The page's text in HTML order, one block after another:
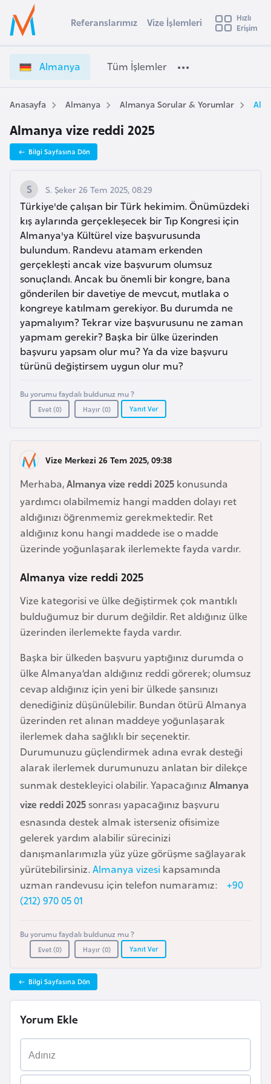
Ülke Seçimi
Başvuru yapmak istediğiniz ülkeyi seçin
Üye
Girişi
l
a
n
V
i
z
e
İ
ş
l
e
m
l
e
r
i
e
Referanslarımız Vize İşlemleri
Hızlı
Erişim
Almanya Tüm İşlemler
Anasayfa Almanya Almanya Sorular & Yorumlar
Almanya vize reddi 2025
Bilgi Sayfasına Dön
S. Şeker 26 Tem 2025, 08:29
Türkiye'de çalışan bir Türk hekimim. Önümüzdeki
kış aylarında gerçekleşecek bir Tıp Kongresi için
Almanya'ya Kültürel vize başvurusunda
bulundum. Randevu atamam erkenden
gerçekleşti ancak vize başvurum olumsuz
sonuçlandı. Ancak bu önemli bir kongre, bana
gönderilen bir davetiye de mevcut, mutlaka o
kongreye katılmam gerekiyor. Bu durumda ne
yapmalıyım? Tekrar vize başvurusunu ne zaman
yapmam gerekir? Başka bir ülke üzerinden
başvuru yapsam olur mu? Ya da vize başvuru
türünü değiştirsem uygun olur mu?
Bu yorumu faydalı buldunuz mu ?
Evet (0) Hayır (0) Yanıt Ver
Vize Merkezi 26 Tem 2025, 09:38
Merhaba,Almanya vize reddi 2025 konusunda
yardımcı olabilmemiz hangi madden dolayı ret
aldığınızı öğrenmemiz gerekmektedir. Ret
aldığınız konu hangi maddede ise o madde
üzerinde yoğunlaşarak ilerlemekte fayda vardır.
Almanya vize reddi 2025
Vize kategorisi ve ülke değiştirmek çok mantıklı
bulduğumuz bir durum değildir. Ret aldığınız ülke
üzerinden ilerlemekte fayda vardır.
Başka bir ülkeden başvuru yaptığınız durumda o
ülke Almanya’dan aldığınız reddi görerek; olumsuz
cevap aldığınız için yeni bir ülkede şansınızı
denediğiniz düşünülebilir. Bundan ötürü Almanya
üzerinden ret alınan maddeye yoğunlaşarak
ilerlemek daha sağlıklı bir seçenektir.
Durumunuzu güçlendirmek adına evrak desteği
alarak ilerlemek durumunuzu anlatan bir dilekçe
sunmak destekleyici olabilir. Yapacağınız Almanya
vize reddi 2025sonrası yapacağınız başvuru
esnasında destek almak isterseniz ofisimize
gelerek yardım alabilir sürecinizi
danışmanlarımızla yüz yüze görüşme sağlayarak
yürütebilirsiniz.Almanya vizesi kapsamında
uzman randevusu için telefon numaramız:
+90
(212) 970 05 01
Bu yorumu faydalı buldunuz mu ?
Evet (0) Hayır (0) Yanıt Ver
Bilgi Sayfasına Dön
Yorum Ekle
s
t
r
a
A
u
s
t
u
r
y
a
A
z
e
r
b
a
a
n
B
a
h
r
e
n
B
a
n
g
l
a
d
e
ş
B
l
a
r
u
s
B
l
i
k
a
B
n